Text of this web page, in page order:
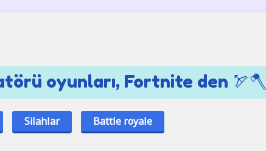
oyunları, Fortnite den 🏹🪓
Silahlar Battle royale